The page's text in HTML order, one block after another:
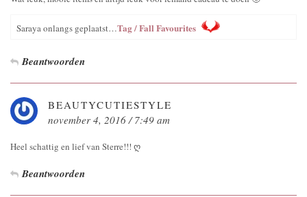
Saraya onlangs geplaatst…Tag / Fall Favourites
Beantwoorden
BEAUTYCUTIESTYLE
november 4, 2016 / 7:49 am
Heel schattig en lief van Sterre!!! ღ
Beantwoorden